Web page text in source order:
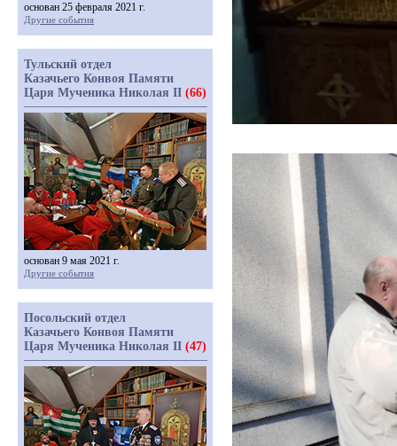
основан 25 февраля 2021 г.
Другие события
Тульский отдел
Казачьего Конвоя Памяти
Царя Мученика Николая II (66)
основан 9 мая 2021 г.
Другие события
Посольский отдел
Казачьего Конвоя Памяти
Царя Мученика Николая II (47)